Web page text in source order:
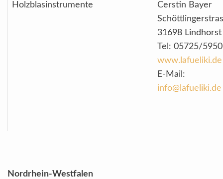
Holzblasinstrumente
Cerstin Bayer
31698 Lindhorst
Tel: 05725/5950
www.lafueliki.de
E-Mail:
info@lafueliki.de
Nordrhein-Westfalen